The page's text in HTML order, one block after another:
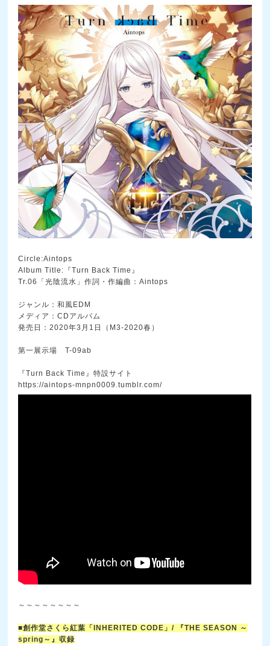
Circle:Aintops
Album Title:『Turn Back Time』
Tr.06「光陰流水」作詞・作編曲：Aintops
ジャンル：和風EDM
メディア：CDアルバム
発売日：2020年3月1日（M3-2020春）
第一展示場 T-09ab
『Turn Back Time』特設サイト
https://aintops-mnpn0009.tumblr.com/
～～～～～～～～
■創作堂さくら紅葉「INHERITED CODE」/ 『THE SEASON ～
spring～』収録